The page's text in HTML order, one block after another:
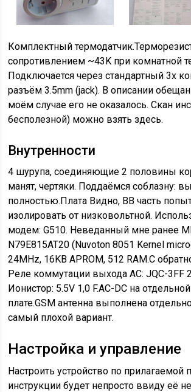
Комплектный
сопротивлением ~43K при комнатной
Подключается через стандартный 3х
разъём 3.5mm (jack). В описании
моём случае его не оказалось. Скан
бесполезной) можно взять здесь.
Внутренности
4 шурупа, соединяющие 2 половины
манят, чертяки. Поддаёмся соблазну:
полностью.Плата Видно, ВВ часть
изолировать от низковольтной.
модем: G510. Неведанный мне ранее
N79E815AT20 (Nuvoton 8051 Kernel
24MHz, 16KB APROM, 512 RAM.С
Реле коммутации выхода AC: JQC-3FF
Ионистор: 5.5V 1,0 F.AC-DC на
плате.GSM антенна выполнена
самый плохой вариант.
Настройка и управление
Настроить устройство по прилагаемой
инструкции будет непросто ввиду её